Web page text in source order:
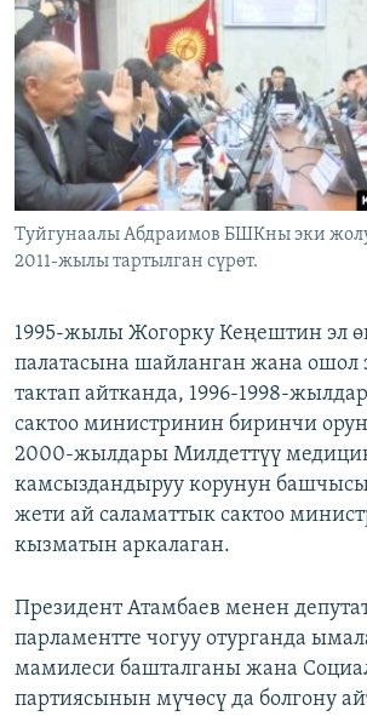
Туйгунаалы Абдраимов БШКны эки
2011-жылы тартылган сүрөт.
1995-жылы Жогорку Кеңештин эл
палатасына шайланган жана ошол
тактап айтканда, 1996-1998-
сактоо министринин биринчи
2000-жылдары Милдеттүү
камсыздандыруу корунун
жети ай саламаттык сактоо
кызматын аркалаган.
Президент Атамбаев менен
парламентте чогуу отурганда
мамилеси башталганы жана
партиясынын мүчөсү да болгону